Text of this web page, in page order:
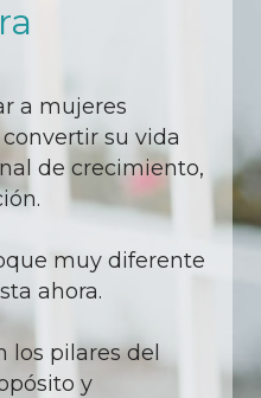
a mujeres
su vida
de crecimiento,
muy diferente
ahora.
los pilares del
y